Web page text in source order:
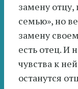
замену отцу,
семью», но
замену
есть отец. И
чувства к
останутся